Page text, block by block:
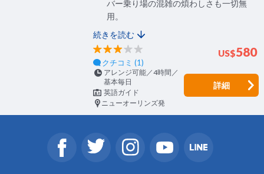
バー乗り場の混雑の煩わしさも一切無
用。
続きを読む
US$580
クチコミ (1)
アレンジ可能／4時間／
基本毎日
英語ガイド
ニューオーリンズ発
詳細